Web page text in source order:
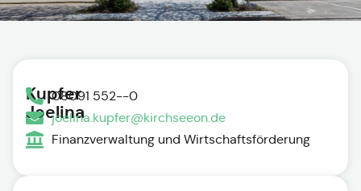
Kupfer
Joelina
08091 552--0
joelina.kupfer@kirchseeon.de
Finanzverwaltung und Wirtschaftsförderung